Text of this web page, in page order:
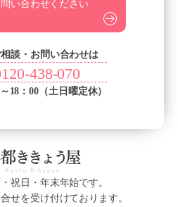
い合わせください
談・お問い合わせは
438-070
18：00（土日曜定休）
祝日・年末年始です。
せを受け付けております。